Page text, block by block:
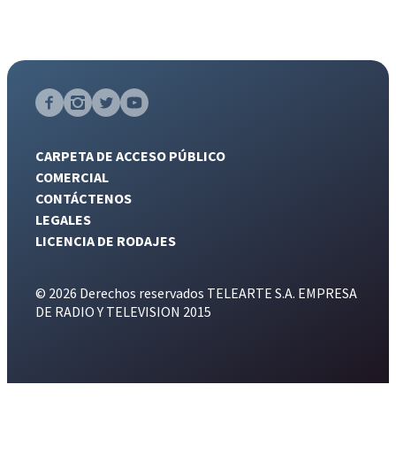
CARPETA DE ACCESO PÚBLICO
COMERCIAL
CONTÁCTENOS
LEGALES
LICENCIA DE RODAJES
© 2026 Derechos reservados TELEARTE S.A. EMPRESA
DE RADIO Y TELEVISION 2015